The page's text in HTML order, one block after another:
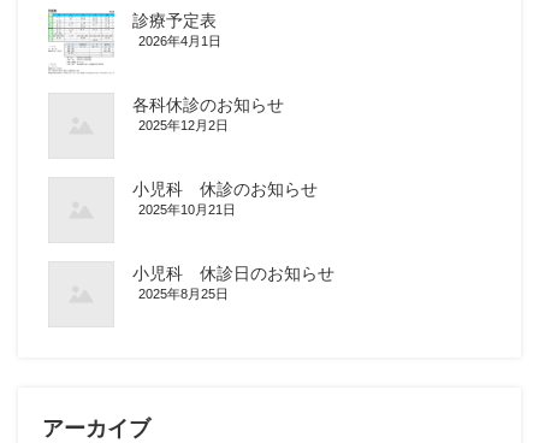
診療予定表
2026年4月1日
各科休診のお知らせ
2025年12月2日
小児科 休診のお知らせ
2025年10月21日
小児科 休診日のお知らせ
2025年8月25日
アーカイブ